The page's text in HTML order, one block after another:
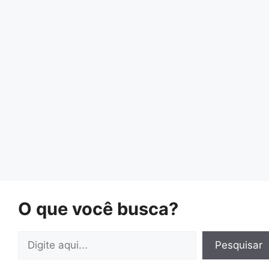
O que você busca?
Pesquisar Pesquisar